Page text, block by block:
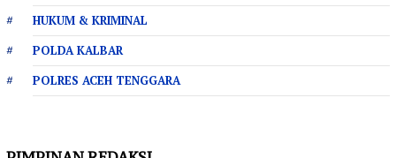
HUKUM & KRIMINAL
POLDA KALBAR
POLRES ACEH TENGGARA